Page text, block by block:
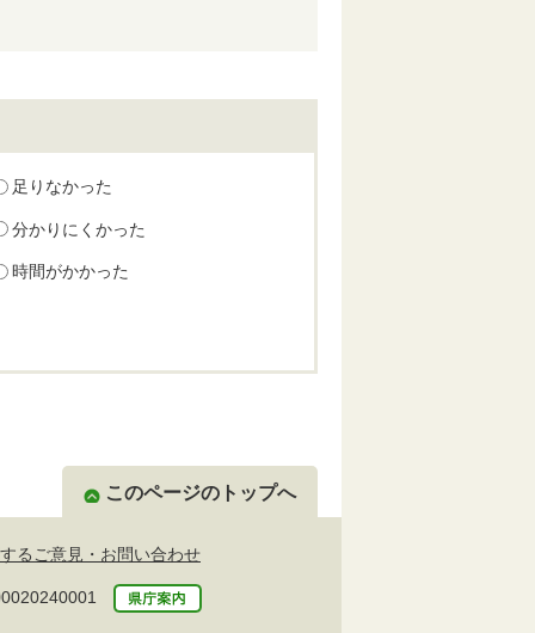
足りなかった
分かりにくかった
時間がかかった
このページのトップへ
るご意見・お問い合わせ